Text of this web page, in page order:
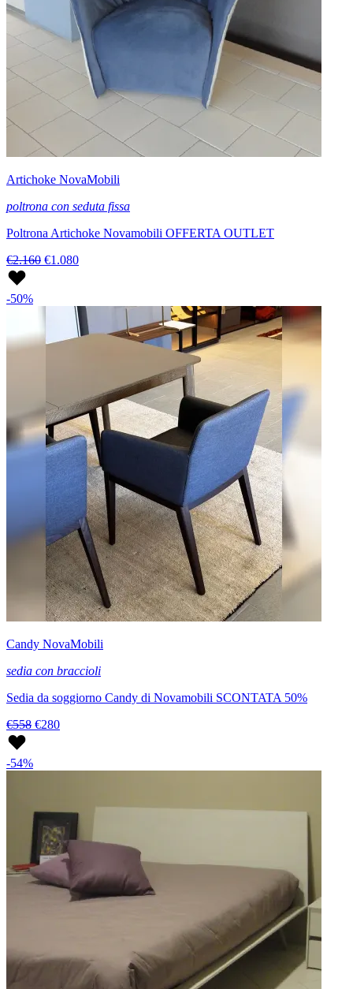
Artichoke NovaMobili
poltrona con seduta fissa
Poltrona Artichoke Novamobili OFFERTA OUTLET
€2.160 €1.080
-50%
Candy NovaMobili
sedia con braccioli
Sedia da soggiorno Candy di Novamobili SCONTATA 50%
€558 €280
-54%